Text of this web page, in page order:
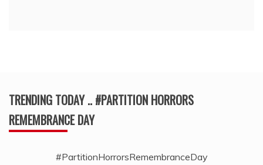
TRENDING TODAY .. #PARTITION HORRORS
REMEMBRANCE DAY
#PartitionHorrorsRemembranceDay